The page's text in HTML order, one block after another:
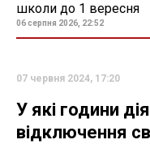
школи до 1 вересня
06 серпня 2026, 22:52
07 червня 2024, 17:20
У які години
відключення